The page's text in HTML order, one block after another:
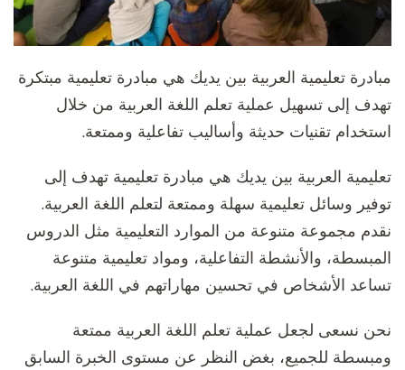
مبادرة تعليمية العربية بين يديك هي مبادرة تعليمية مبتكرة
تهدف إلى تسهيل عملية تعلم اللغة العربية من خلال
استخدام تقنيات حديثة وأساليب تفاعلية وممتعة.
تعليمية العربية بين يديك هي مبادرة تعليمية تهدف إلى
توفير وسائل تعليمية سهلة وممتعة لتعلم اللغة العربية.
نقدم مجموعة متنوعة من الموارد التعليمية مثل الدروس
المبسطة، والأنشطة التفاعلية، ومواد تعليمية متنوعة
تساعد الأشخاص في تحسين مهاراتهم في اللغة العربية.
نحن نسعى لجعل عملية تعلم اللغة العربية ممتعة
ومبسطة للجميع، بغض النظر عن مستوى الخبرة السابق